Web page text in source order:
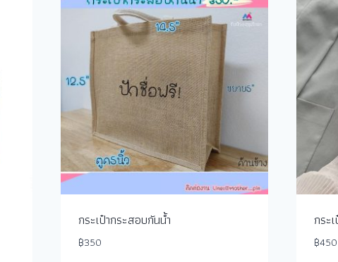
กระเป๋ากระสอบกันน้ำ
฿350
กระ
฿450